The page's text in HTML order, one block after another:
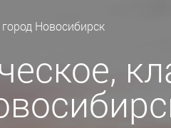
Новосибирск